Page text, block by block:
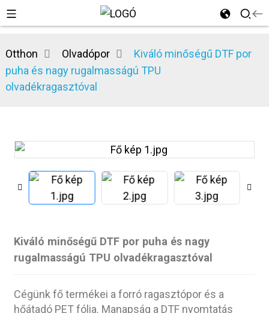
Otthon Olvadópor
Kiváló minőségű DTF por
puha és nagy rugalmasságú TPU
olvadékragasztóval
Kiváló minőségű DTF por puha és nagy
rugalmasságú TPU olvadékragasztóval
Cégünk fő termékei a forró ragasztópor és a
hőátadó PET fólia. Manapság a DTF nyomtatás